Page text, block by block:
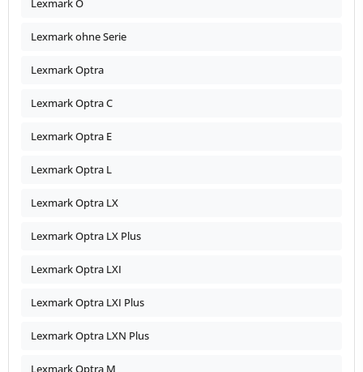
Lexmark O
Lexmark ohne Serie
Lexmark Optra
Lexmark Optra C
Lexmark Optra E
Lexmark Optra L
Lexmark Optra LX
Lexmark Optra LX Plus
Lexmark Optra LXI
Lexmark Optra LXI Plus
Lexmark Optra LXN Plus
Lexmark Optra M